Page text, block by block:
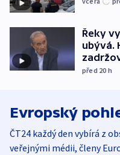
Řeky
ubývá.
před 20 h
Evropský
ČT24 každý den vybírá z
veřejnými médii, členy